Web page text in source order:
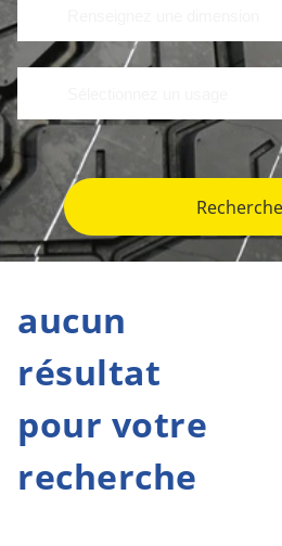
aucun
résultat
pour votre
recherche